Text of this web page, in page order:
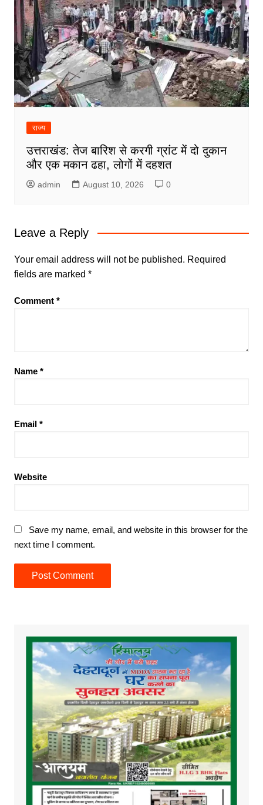
राज्य
उत्तराखंड: तेज बारिश से करगी ग्रांट में दो दुकान
और एक मकान ढहा, लोगों में दहशत
admin August 10, 2026 0
Leave a Reply
Your email address will not be published. Required
fields are marked *
Comment *
Name *
Email *
Website
Save my name, email, and website in this browser for the
next time I comment.